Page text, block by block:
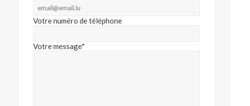
Votre numéro de téléphone
Votre message*